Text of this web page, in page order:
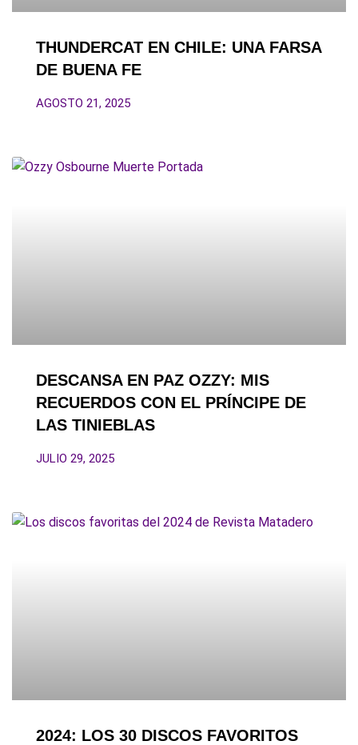
THUNDERCAT EN CHILE: UNA FARSA
DE BUENA FE
AGOSTO 21, 2025
DESCANSA EN PAZ OZZY: MIS
RECUERDOS CON EL PRÍNCIPE DE
LAS TINIEBLAS
JULIO 29, 2025
2024: LOS 30 DISCOS FAVORITOS